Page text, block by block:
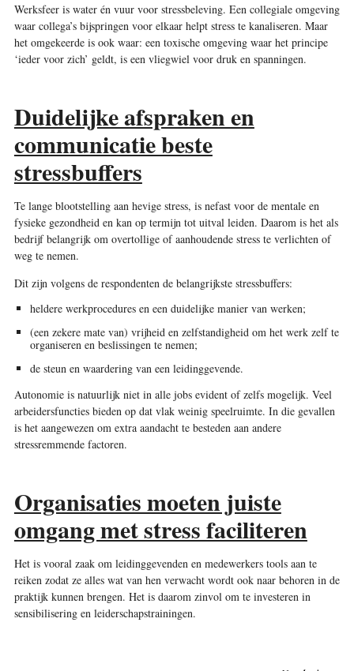
Werksfeer is water én vuur voor stressbeleving. Een collegiale omgeving
waar collega’s bijspringen voor elkaar helpt stress te kanaliseren. Maar
het omgekeerde is ook waar: een toxische omgeving waar het principe
‘ieder voor zich’ geldt, is een vliegwiel voor druk en spanningen.
Duidelijke afspraken en
communicatie beste
stressbuffers
Te lange blootstelling aan hevige stress, is nefast voor de mentale en
fysieke gezondheid en kan op termijn tot uitval leiden. Daarom is het als
bedrijf belangrijk om overtollige of aanhoudende stress te verlichten of
weg te nemen.
Dit zijn volgens de respondenten de belangrijkste stressbuffers:
heldere werkprocedures en een duidelijke manier van werken;
(een zekere mate van) vrijheid en zelfstandigheid om het werk zelf te
organiseren en beslissingen te nemen;
de steun en waardering van een leidinggevende.
Autonomie is natuurlijk niet in alle jobs evident of zelfs mogelijk. Veel
arbeidersfuncties bieden op dat vlak weinig speelruimte. In die gevallen
is het aangewezen om extra aandacht te besteden aan andere
stressremmende factoren.
Organisaties moeten juiste
omgang met stress faciliteren
Het is vooral zaak om leidinggevenden en medewerkers tools aan te
reiken zodat ze alles wat van hen verwacht wordt ook naar behoren in de
praktijk kunnen brengen. Het is daarom zinvol om te investeren in
sensibilisering en leiderschapstrainingen.